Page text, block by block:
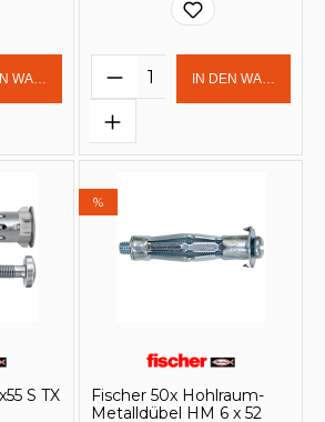
Gib den
WARENKORB Produkt Anzahl:
IN DEN
S TX
%
Fischer 50x Hohlraum-
Metalldübel HM 6 x 52